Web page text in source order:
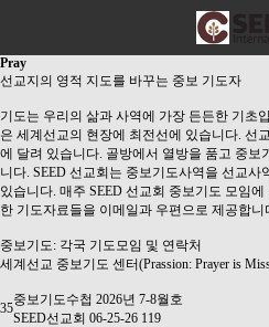
Pray
선교지의 영적 지도를 바꾸는 중보 기도자
기도는 우리의 삶과 사역에 가장 든든한 기초
은 세계선교의 현장에 최전선에 있습니다. 선
에 달려 있습니다. 골방에서 열방을 품고 중보
니다. SEED 선교회는 중보기도사역을 선교
있습니다. 매주 SEED 선교회 중보기도 모임
한 기도자료들을 이메일과 우편으로 제공합
중보기도: 각국 기도모임 및 연락처
세계선교 중보기도 센터(Prassion: Prayer is
35
중보기도수첩 2026년 7-8월호
SEED선교회 06-25-26 119